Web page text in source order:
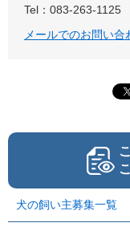
Tel：083-263-1125
メールでのお問い合
犬の飼い主募集一覧